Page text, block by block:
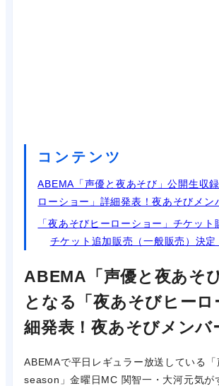
コンテンツ
ABEMA「声優と夜あそび」公開生収
ローショー」詳細発表！夜あそびメン
「夜あそびヒーローショー」チケット
チケット追加販売（一般販売）決定
ABEMA「声優と夜あそ
となる「夜あそびヒー
細発表！夜あそびメンバ
ABEMAで平日レギュラー放送している
season」金曜日MC 関智一・大河元気が